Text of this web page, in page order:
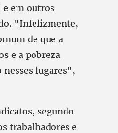
e em outros
"Infelizmente,
de que a
e a pobreza
nesses lugares",
segundo
trabalhadores e